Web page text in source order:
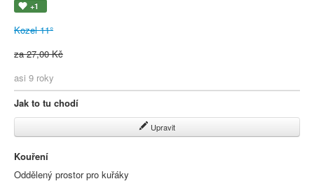
+1
Kozel 11°
za 27,00 Kč
asi 9 roky
Jak to tu chodí
Upravit
Kouření
Oddělený prostor pro kuřáky